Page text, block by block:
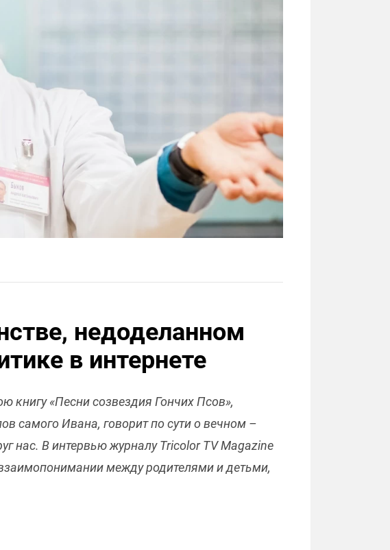
недоделанном
в интернете
книгу «Песни созвездия Гончих Псов»,
самого Ивана, говорит по сути о вечном –
нас. В интервью журналу Tricolor TV Magazine
между родителями и детьми,